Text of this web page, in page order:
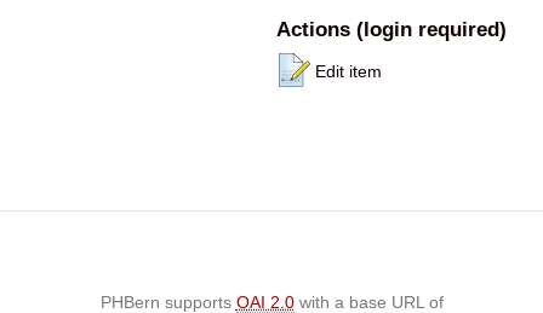
Actions (login required)
Edit item
PHBern supports OAI 2.0with a base URL of